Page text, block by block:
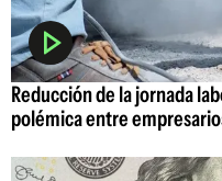
Reducción de la jornada
polémica entre